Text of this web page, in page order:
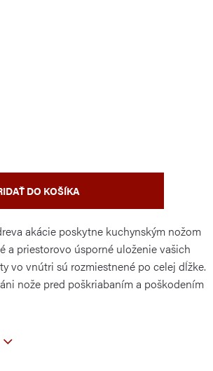
DO KOŠÍKA
akácie poskytne kuchynským nožom
a priestorovo úsporné uloženie vašich
vo vnútri sú rozmiestnené po celej dĺžke.
nože pred poškriabaním a poškodením